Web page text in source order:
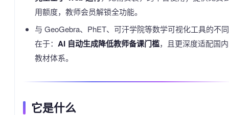
用额度，教师会员解锁全功能。
与 GeoGebra、PhET、可汗学院等数学可视化工具的不同
在于： AI 自动生成降低教师备课门槛，且更深度适配国内
教材体系。
它是什么